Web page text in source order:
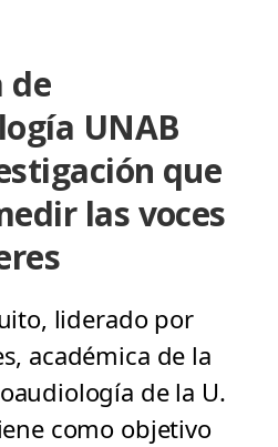
de
UNAB
que
las voces
liderado por
académica de la
de la U.
como objetivo